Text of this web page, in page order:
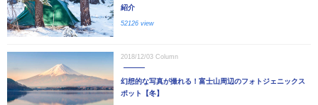
紹介
52126 view
2018/12/03 Column
幻想的な写真が撮れる！富士山周辺のフォトジェニックス
ポット【冬】